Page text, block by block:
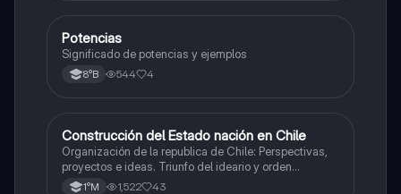
Matemáticas
Potencias
Significado de potencias y ejemplos
8°B 544 4
Historia
Construcción del Estado nación en Chile
Organización de la republica de Chile: Perspectivas,
proyectos e ideas. Triunfo del ideario y orden
conservador. Constitución de 1833. "Era Portaliana"
1°M 1,522 43